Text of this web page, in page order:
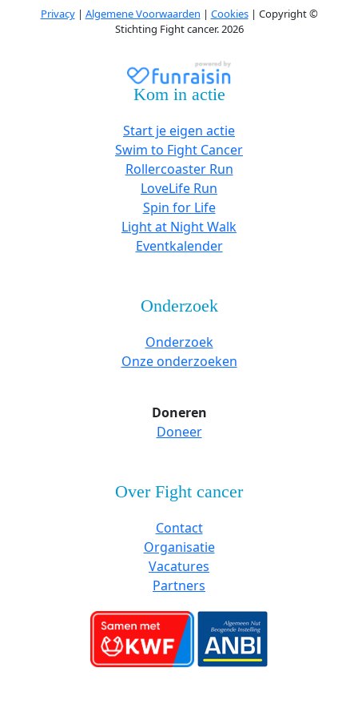
Privacy| Algemene Voorwaarden | Cookies| Copyright ©
Stichting Fight cancer. 2026
Kom in actie
Start je eigen actie
Swim to Fight Cancer
Rollercoaster Run
LoveLife Run
Spin for Life
Light at Night Walk
Eventkalender
Onderzoek
Onderzoek
Onze onderzoeken
Doneren
Doneer
Over Fight cancer
Contact
Organisatie
Vacatures
Partners